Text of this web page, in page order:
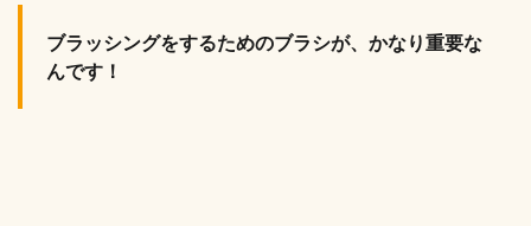
ブラッシングをするためのブラシが、かなり重要な
んです！